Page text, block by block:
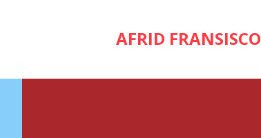
AFRID FRANSISCO